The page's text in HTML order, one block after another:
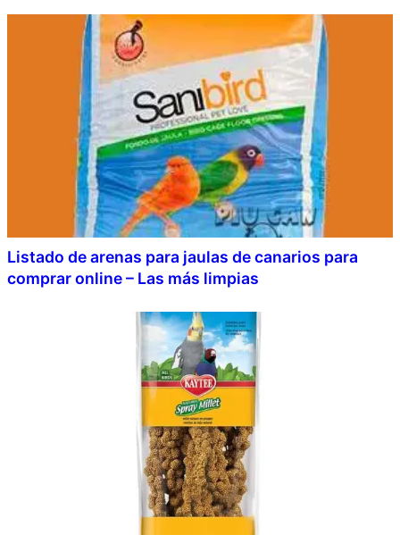
Listado de arenas para jaulas de canarios para
comprar online – Las más limpias